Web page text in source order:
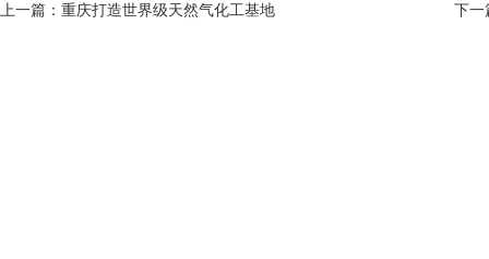
上一篇：重庆打造世界级天然气化工基地 下一